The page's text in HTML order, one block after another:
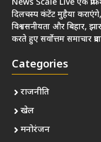
News Scale Live एक
दिलचस्प कंटेंट मुहैया
विश्वसनीयता और बिहार,
करते हुए सर्वोत्तम समाचार
Categories
राजनीति
खेल
मनोरंजन